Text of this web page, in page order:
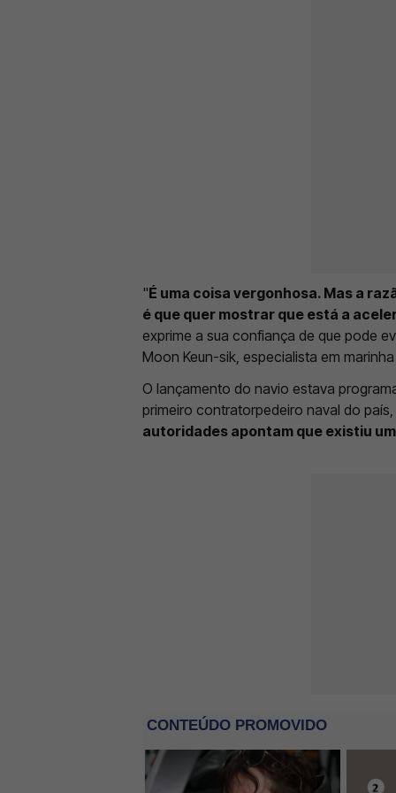
"É uma coisa vergonhosa. Mas a
é que quer mostrar que está a
exprime a sua confiança de que pode
Moon Keun-sik, especialista em
O lançamento do navio estava
primeiro contratorpedeiro naval do
autoridades apontam que existiu